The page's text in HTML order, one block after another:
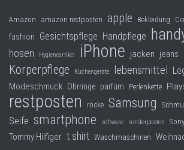
Amazon amazon restposten apple Bekleidung
fashion Gesichtspflege Handpflege
hosen Hygieneartikel iPhone jacken jeans
Körperpflege Küchengeräte lebensmittel
Modeschmuck Ohrringe parfüm Perlenkette
restposten röcke Samsung
Seife smartphone software sonderposten Sony
Tommy Hilfiger t shirt Waschmaschinen